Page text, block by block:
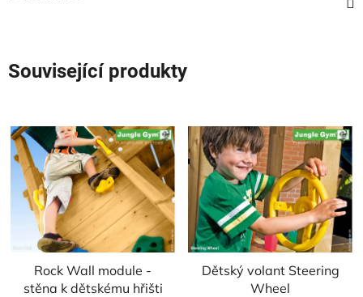
Související produkty
Rock Wall module -
stěna k dětskému hřišti
Dětský volant Steering
Wheel